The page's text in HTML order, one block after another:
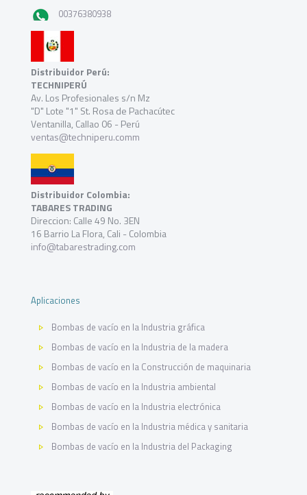
00376380938
Distribuidor Perú:
TECHNIPERÚ
Av. Los Profesionales s/n Mz
"D" Lote "1" St. Rosa de Pachacútec
Ventanilla, Callao 06 - Perú
ventas@techniperu.comm
Distribuidor Colombia:
TABARES TRADING
Direccion: Calle 49 No. 3EN
16 Barrio La Flora, Cali - Colombia
info@tabarestrading.com
Aplicaciones
Bombas de vacío en la Industria gráfica
Bombas de vacío en la Industria de la madera
Bombas de vacío en la Construcción de maquinaria
Bombas de vacío en la Industria ambiental
Bombas de vacío en la Industria electrónica
Bombas de vacío en la Industria médica y sanitaria
Bombas de vacío en la Industria del Packaging